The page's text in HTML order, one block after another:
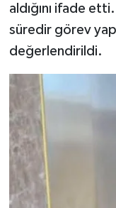
aldığını ifade
süredir görev
değerlendirildi.